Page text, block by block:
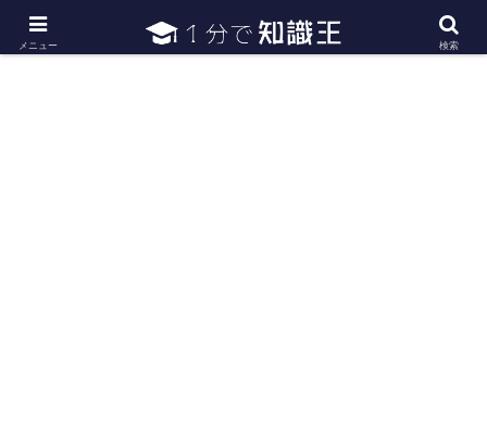
日常で必要な常識・知識や雑学・豆知識を幅広く紹介
メニュー 検索